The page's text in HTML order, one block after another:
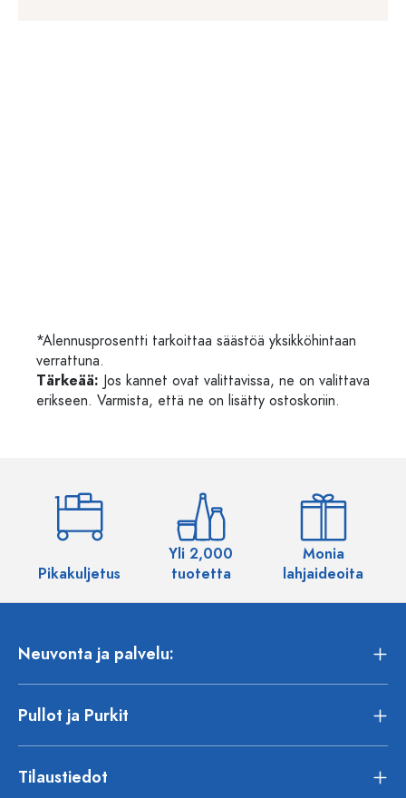
*Alennusprosentti tarkoittaa säästöä yksikköhintaan
verrattuna.
Tärkeää: Jos kannet ovat valittavissa, ne on valittava
erikseen. Varmista, että ne on lisätty ostoskoriin.
Pikakuljetus
Yli 2,000
tuotetta
Monia
lahjaideoita
Neuvonta ja palvelu:
Pullot ja Purkit
Tilaustiedot